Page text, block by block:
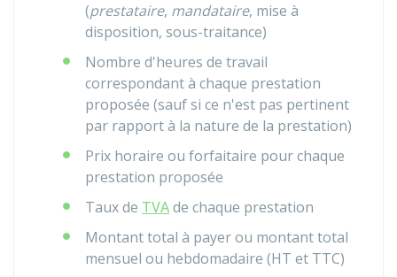
(prestataire, mandataire, mise à
disposition, sous-traitance)
Nombre d'heures de travail
correspondant à chaque prestation
proposée (sauf si ce n'est pas pertinent
par rapport à la nature de la prestation)
Prix horaire ou forfaitaire pour chaque
prestation proposée
Taux de TVAde chaque prestation
Montant total à payer ou montant total
mensuel ou hebdomadaire (HT et TTC)